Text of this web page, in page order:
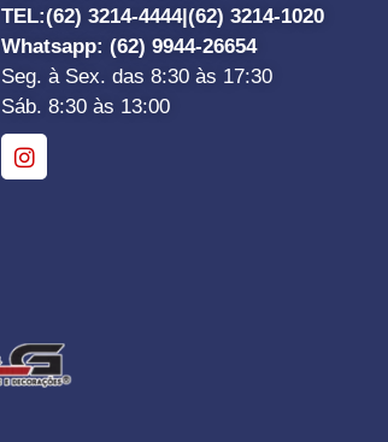
TEL:(62) 3214-4444| (62) 3214-1020
Whatsapp: (62) 9944-26654
Seg. à Sex. das 8:30 às 17:30
Sáb. 8:30 às 13:00